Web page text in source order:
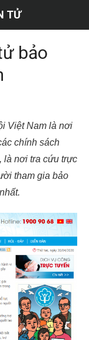
TỬ
bảo
Việt Nam là nơi
chính sách
là nơi tra cứu trực
tham gia bảo